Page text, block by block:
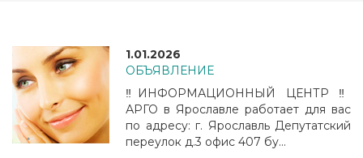
1.01.2026
ОБЪЯВЛЕНИЕ
‼️ИНФОРМАЦИОННЫЙ ЦЕНТР ‼️
АРГО в Ярославле работает для вас
по адресу: г. Ярославль Депутатский
переулок д.3 офис 407 бу...